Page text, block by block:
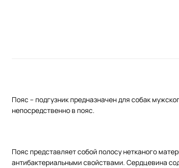
Пояс – подгузник предназначен для собак
непосредственно в пояс.
Пояс представляет собой полосу нетканого
антибактериальными свойствами. Сердцевина